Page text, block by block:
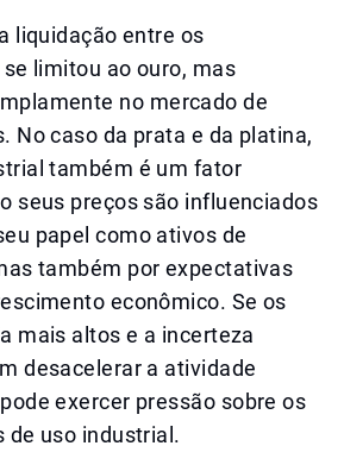
liquidação entre os
limitou ao ouro, mas
no mercado de
No caso da prata e da platina,
também é um fator
seus preços são influenciados
papel como ativos de
também por expectativas
econômico. Se os
mais altos e a incerteza
desacelerar a atividade
exercer pressão sobre os
de uso industrial.